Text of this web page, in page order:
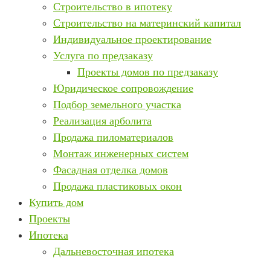
Строительство в ипотеку
Строительство на материнский капитал
Индивидуальное проектирование
Услуга по предзаказу
Проекты домов по предзаказу
Юридическое сопровождение
Подбор земельного участка
Реализация арболита
Продажа пиломатериалов
Монтаж инженерных систем
Фасадная отделка домов
Продажа пластиковых окон
Купить дом
Проекты
Ипотека
Дальневосточная ипотека